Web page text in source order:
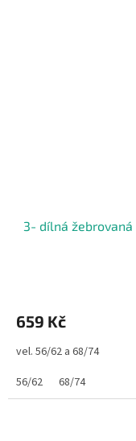
3- dílná
659 Kč
vel. 56/62 a 68/74
56/62
68/74